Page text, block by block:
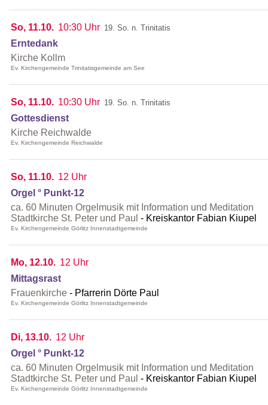
So, 11.10. 10:30 Uhr 19. So. n. Trinitatis
Erntedank
Kirche Kollm
Ev. Kirchengemeinde Trinitatisgemeinde am See
So, 11.10. 10:30 Uhr 19. So. n. Trinitatis
Gottesdienst
Kirche Reichwalde
Ev. Kirchengemeinde Reichwalde
So, 11.10. 12 Uhr
Orgel ° Punkt-12
ca. 60 Minuten Orgelmusik mit Information und Meditation
Stadtkirche St. Peter und Paul
Kreiskantor Fabian Kiupel
Ev. Kirchengemeinde Görlitz Innenstadtgemeinde
Mo, 12.10. 12 Uhr
Mittagsrast
Frauenkirche
Pfarrerin Dörte Paul
Ev. Kirchengemeinde Görlitz Innenstadtgemeinde
Di, 13.10. 12 Uhr
Orgel ° Punkt-12
ca. 60 Minuten Orgelmusik mit Information und Meditation
Stadtkirche St. Peter und Paul
Kreiskantor Fabian Kiupel
Ev. Kirchengemeinde Görlitz Innenstadtgemeinde